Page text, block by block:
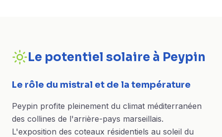
Le potentiel solaire à Peypin
Le rôle du mistral et de la température
Peypin profite pleinement du climat méditerranéen
des collines de l'arrière-pays marseillais.
L'exposition des coteaux résidentiels au soleil du